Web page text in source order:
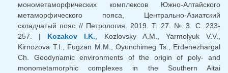
монометаморфических комплексов Южно-Алтайского
метаморфического пояса, Центрально-Азиатский
складчатый пояс // Петрология. 2019. Т. 27. № 3. С. 233-
257. | Kozakov I.K. , Kozlovsky A.M., Yarmolyuk V.V.,
Kirnozova T.I., Fugzan M.M., Oyunchimeg Ts., Erdenezhargal
Ch. Geodynamic environments of the origin of poly- and
monometamorphic complexes in the Southern Altai